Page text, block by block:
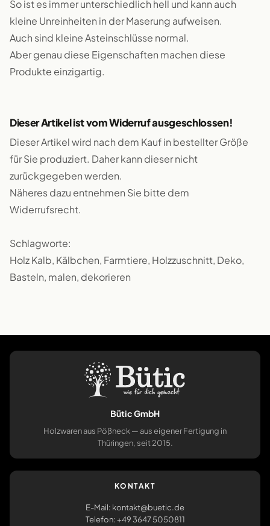
So ist es immer unterschiedlich hell und kann auch
kleine Unreinheiten in der Maserung aufweisen.
Auch sind kleine Asteinschlüsse normal.
Aber genau diese Eigenschaften machen diese
Produkte einzigartig.
Dieser Artikel ist vom Widerruf ausgeschlossen!
Dieser Artikel wird nach dem Kauf in bestellter Größe
für Sie produziert. Daher kann dieser nicht
zurückgegeben werden.
Näheres dazu entnehmen Sie bitte dem
Widerrufsrecht.
Schlagworte:
Holz Kalb, Kälbchen, Farmtiere, Holzzuschnitt, Deko,
Basteln, malen, dekorieren
Bütic GmbH
Holzwaren aus Pößneck — aus eigener Fertigung in
Thüringen, seit 2015.
KONTAKT
E-Mail: kontakt@buetic.de
Telefon: +49 3647 5050811